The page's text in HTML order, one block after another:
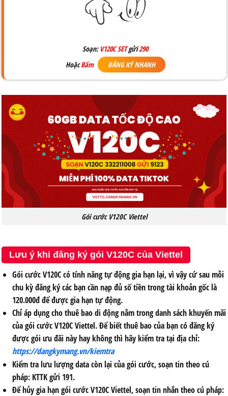
Soạn: V120C SET gửi290
Hoặc Bấm ĐĂNG KÝ NHANH
Gói cước V120C Viettel
Lưu ý khi đăng ký gói V120C của Viettel
Gói cước V120C có tính năng tự động gia hạn lại, vì vậy cứ sau mỗi
chu kỳ đăng ký các bạn cần nạp đủ số tiền trong tài khoản gốc là
120.000đ để được gia hạn tự động.
Chỉ áp dụng cho thuê bao di động nằm trong danh sách khuyến mãi
của gói cước V120C Viettel. Để biết thuê bao của bạn có đăng ký
được gói ưu đãi này hay không thì hãy kiểm tra tại địa chỉ:
https://dangkymang.vn/kiemtra
Kiểm tra lưu lượng data còn lại của gói cước, soạn tin theo cú
pháp: KTTKgửi 191.
Để hủy gia hạn gói cước V120C Viettel, soạn tin nhắn theo cú pháp: